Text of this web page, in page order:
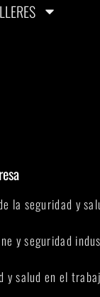
la seguridad y
y seguridad
y salud en el